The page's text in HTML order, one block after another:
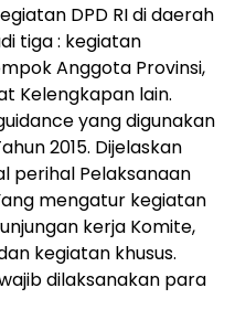
DPD RI di daerah
tiga : kegiatan
Anggota Provinsi,
Kelengkapan lain.
yang digunakan
2015. Dijelaskan
perihal Pelaksanaan
mengatur kegiatan
kerja Komite,
kegiatan khusus.
dilaksanakan para